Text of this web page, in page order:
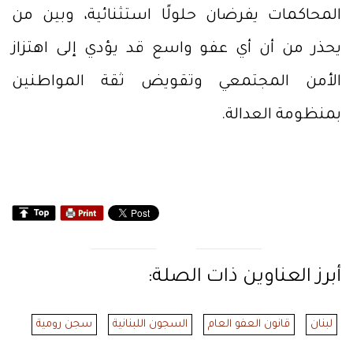
المحاكمات يفرضان حلولًا استثنائية، وبين من
يحذر من أن أي عفو واسع قد يؤدي إلى اهتزاز
الأمن المجتمعي وتقويض ثقة المواطنين
بمنظومة العدالة.
أبرز العناوين ذات الصلة:
لبنان قانون العفو العام السجون اللبنانية سجن رومية